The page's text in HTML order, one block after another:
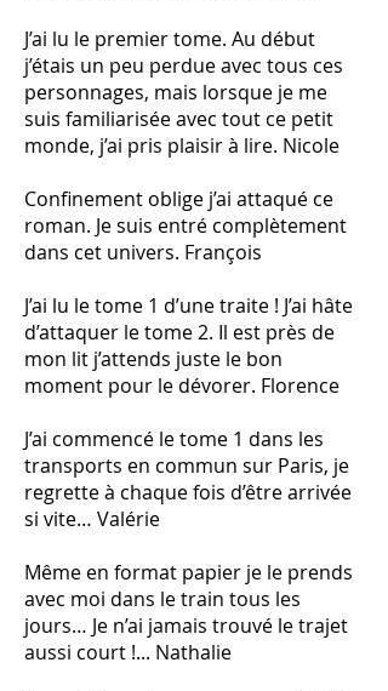
J’ai lu le premier tome. Au début
j’étais un peu perdue avec tous ces
personnages, mais lorsque je me
suis familiarisée avec tout ce petit
monde, j’ai pris plaisir à lire. Nicole
Confinement oblige j’ai attaqué ce
roman. Je suis entré complètement
dans cet univers. François
J’ai lu le tome 1 d’une traite ! J’ai hâte
d’attaquer le tome 2. Il est près de
mon lit j’attends juste le bon
moment pour le dévorer. Florence
J’ai commencé le tome 1 dans les
transports en commun sur Paris, je
regrette à chaque fois d’être arrivée
si vite… Valérie
Même en format papier je le prends
avec moi dans le train tous les
jours… Je n’ai jamais trouvé le trajet
aussi court !... Nathalie